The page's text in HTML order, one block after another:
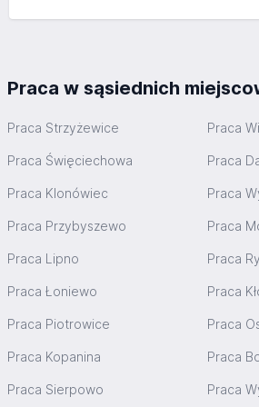
Praca w sąsiednich
Praca Strzyżewice Praca
Praca Święciechowa Praca
Praca Klonówiec Praca
Praca Przybyszewo Praca
Praca Lipno Praca
Praca Łoniewo Praca
Praca Piotrowice Praca
Praca Kopanina Praca
Praca Sierpowo Praca